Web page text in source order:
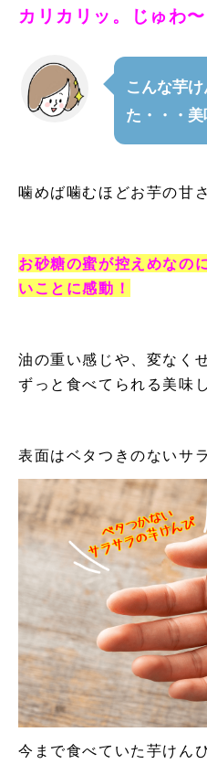
カリカリッ。じゅわ〜
こんな芋
た・・・美
噛めば噛むほどお芋の甘
お砂糖の蜜が控えめなの
いことに感動！
油の重い感じや、変なく
ずっと食べてられる美味
表面はベタつきのないサ
今まで食べていた芋けん